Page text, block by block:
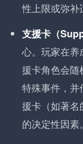
性上限或弥补
支援卡（
心。玩家在养
援卡角色会随
特殊事件，并
援卡（如著名
的决定性因素。